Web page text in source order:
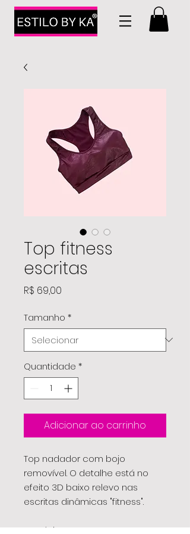
Top fitness
escritas
R$ 69,00
Tamanho *
Quantidade *
Adicionar ao carrinho
Top nadador com bojo
removível. O detalhe está no
efeito 3D baixo relevo nas
escritas dinâmicas "fitness".
Cor única.